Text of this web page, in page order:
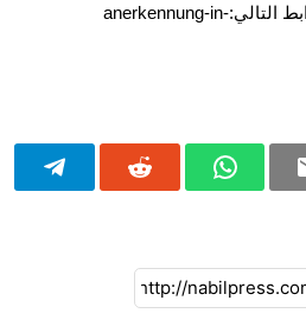
أكثر تفاصيل تجدونها في الرابط التالي:anerkennung-in-